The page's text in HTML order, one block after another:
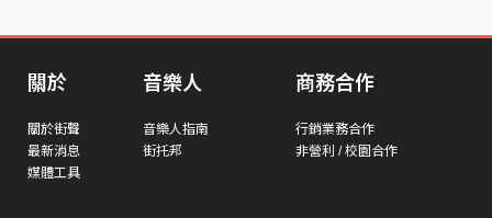
關於
關於街聲
最新消息
媒體工具
音樂人
音樂人指南
街托邦
商務合作
行銷業務合作
非營利 / 校園合作